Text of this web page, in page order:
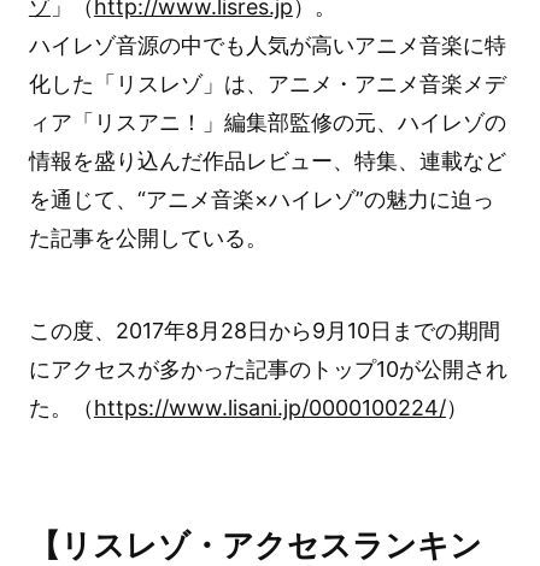
ゾ」（http://www.lisres.jp）。
ハイレゾ音源の中でも人気が高いアニメ音楽に特
化した「リスレゾ」は、アニメ・アニメ音楽メデ
ィア「リスアニ！」編集部監修の元、ハイレゾの
情報を盛り込んだ作品レビュー、特集、連載など
を通じて、“アニメ音楽×ハイレゾ”の魅力に迫っ
た記事を公開している。
この度、2017年8月28日から9月10日までの期間
にアクセスが多かった記事のトップ10が公開され
た。（https://www.lisani.jp/0000100224/）
【リスレゾ・アクセスランキン